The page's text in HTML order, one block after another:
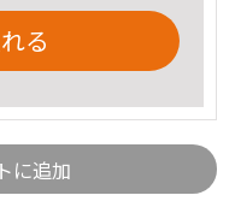
る
に追加